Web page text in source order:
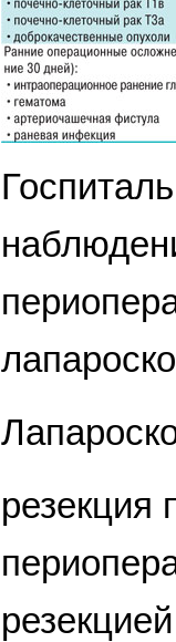
резекция